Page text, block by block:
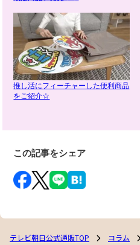
推し活にフィーチャーした便利商品
をご紹介☆
この記事をシェア
テレビ朝日公式通販TOP コラム